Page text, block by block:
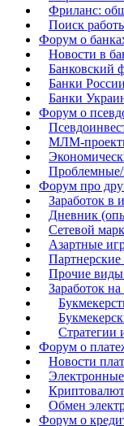
Фриланс:
Поиск
Форум о
Новости в
Банковский
Банки России
Банки
Форум о
МЛМ-
Форум про
Заработок в
Дневник
Сетевой
Азартные
Прочие виды
Заработок
Стратегии
Форум о
Новости
Обмен
Форум о